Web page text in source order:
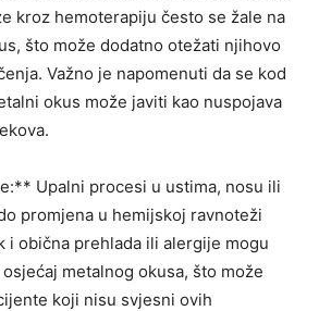
kroz hemoterapiju često se žale na
što može dodatno otežati njihovo
Važno je napomenuti da se kod
okus može javiti kao nuspojava
Upalni procesi u ustima, nosu ili
promjena u hemijskoj ravnoteži
i obična prehlada ili alergije mogu
metalnog okusa, što može
koji nisu svjesni ovih